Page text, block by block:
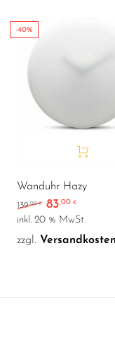
-40%
Wanduhr Hazy
139,00€ 83,00 €
inkl. 20 % MwSt.
zzgl. Versandkosten